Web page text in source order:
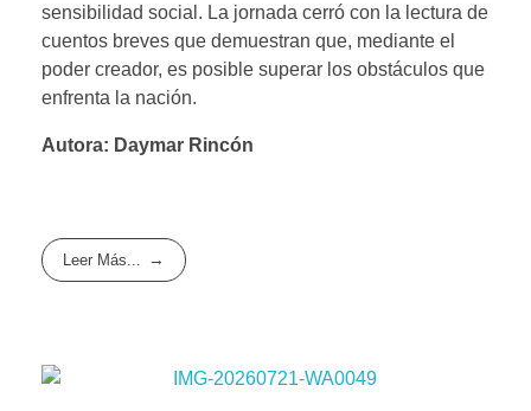
sensibilidad social. La jornada cerró con la lectura de
cuentos breves que demuestran que, mediante el
poder creador, es posible superar los obstáculos que
enfrenta la nación.
Autora: Daymar Rincón
Leer Más...